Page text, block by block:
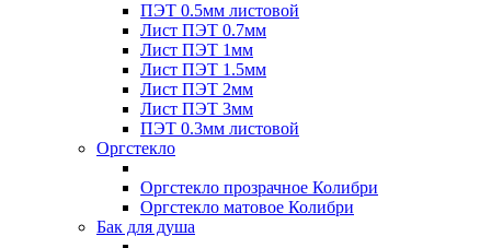
ПЭТ 0.5мм листовой
Лист ПЭТ 0.7мм
Лист ПЭТ 1мм
Лист ПЭТ 1.5мм
Лист ПЭТ 2мм
Лист ПЭТ 3мм
ПЭТ 0.3мм листовой
Оргстекло
Оргстекло прозрачное Колибри
Оргстекло матовое Колибри
Бак для душа